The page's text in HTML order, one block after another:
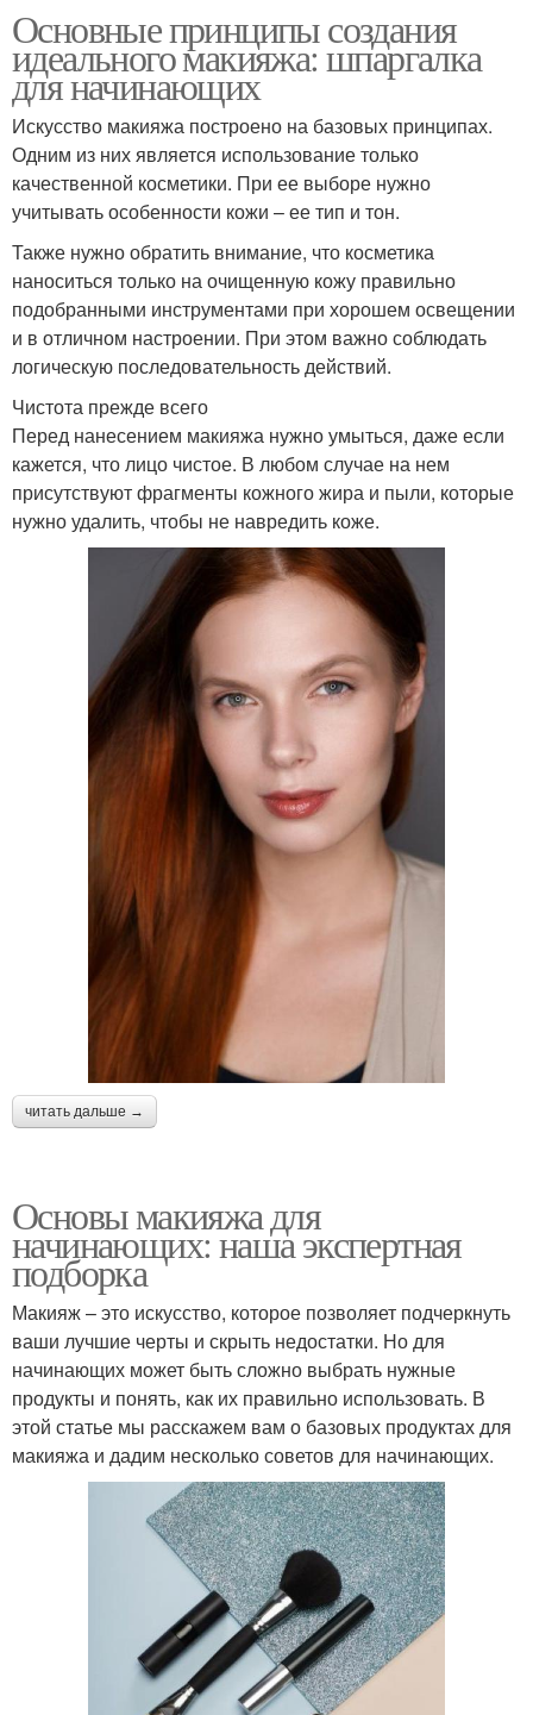
Основные принципы создания
идеального макияжа: шпаргалка
для начинающих
Искусство макияжа построено на базовых принципах.
Одним из них является использование только
качественной косметики. При ее выборе нужно
учитывать особенности кожи – ее тип и тон.
Также нужно обратить внимание, что косметика
наноситься только на очищенную кожу правильно
подобранными инструментами при хорошем освещении
и в отличном настроении. При этом важно соблюдать
логическую последовательность действий.
Чистота прежде всего
Перед нанесением макияжа нужно умыться, даже если
кажется, что лицо чистое. В любом случае на нем
присутствуют фрагменты кожного жира и пыли, которые
нужно удалить, чтобы не навредить коже.
читать дальше →
Основы макияжа для
начинающих: наша экспертная
подборка
Макияж – это искусство, которое позволяет подчеркнуть
ваши лучшие черты и скрыть недостатки. Но для
начинающих может быть сложно выбрать нужные
продукты и понять, как их правильно использовать. В
этой статье мы расскажем вам о базовых продуктах для
макияжа и дадим несколько советов для начинающих.